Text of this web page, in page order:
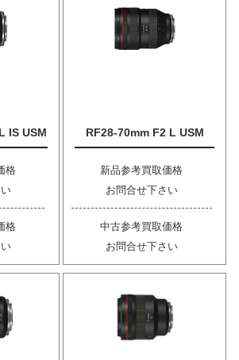
IS USM
格
格
RF28-70mm F2 L USM
新品参考買取価格
お問合せ下さい
中古参考買取価格
お問合せ下さい